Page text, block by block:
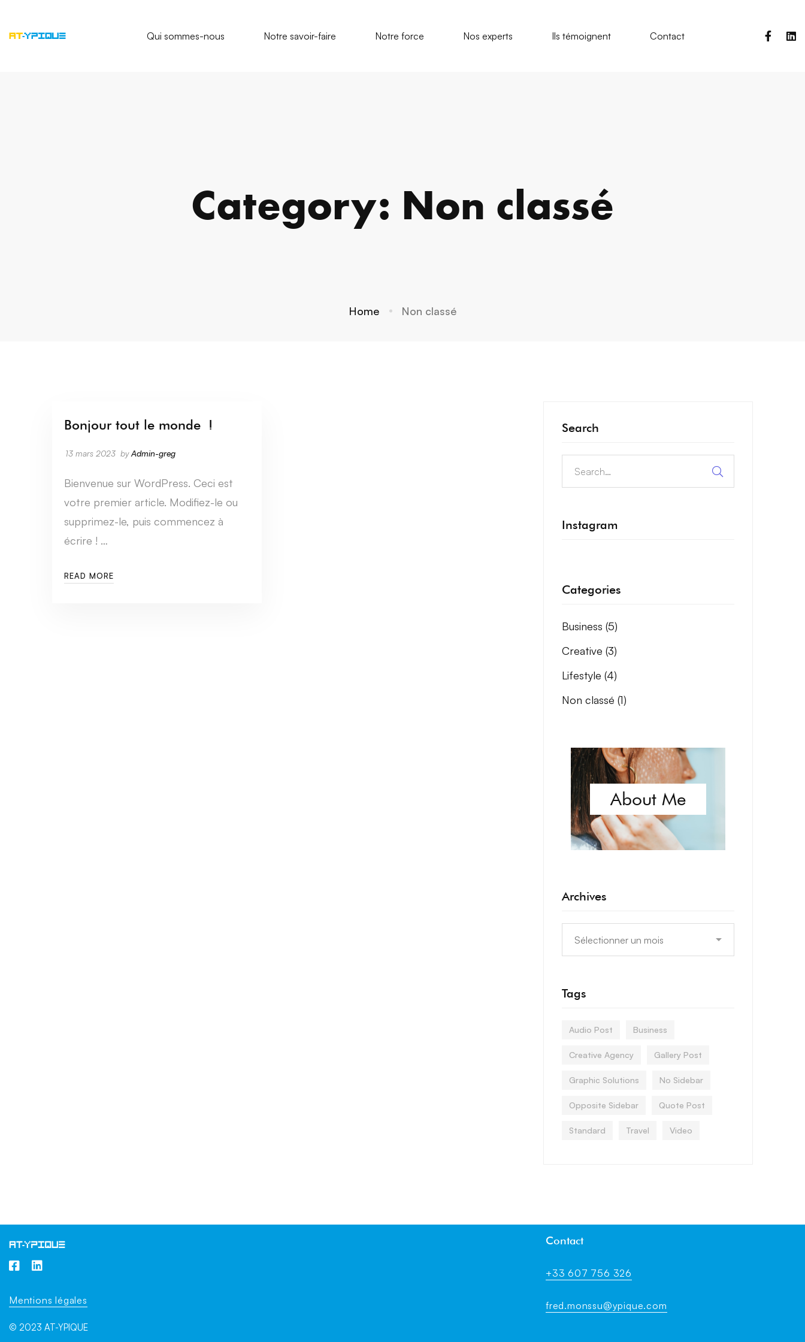
Qui sommes-nous Notre savoir-faire Notre force Nos experts Ils témoignent Contact
Category: Non classé
Home Non classé
Bonjour tout le monde !
13 mars 2023 byAdmin-greg
Bienvenue sur WordPress. Ceci est
votre premier article. Modifiez-le ou
supprimez-le, puis commencez à
écrire ! …
READ MORE
Search
Instagram
Categories
Business (5)
Creative (3)
Lifestyle (4)
Non classé (1)
About Me
Archives
Tags
Audio Post Business
Creative Agency Gallery Post
Graphic Solutions No Sidebar
Opposite Sidebar Quote Post
Standard Travel Video
Mentions légales
© 2023 AT-YPIQUE
Contact
+33 607 756 326
fred.monssu@ypique.com